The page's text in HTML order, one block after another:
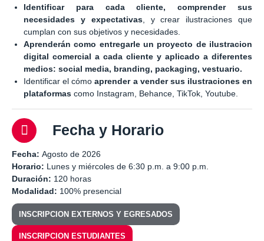
Identificar para cada cliente,comprender sus
necesidades y expectativas, y crear ilustraciones que
cumplan con sus objetivos y necesidades.
Aprenderán como entregarle un proyecto de ilustracion
digital comercial a cada cliente y aplicado a diferentes
medios: social media, branding, packaging, vestuario.
Identificar el cómoaprender a vender sus ilustraciones en
plataformas como Instagram, Behance, TikTok, Youtube.
Fecha y Horario
Fecha: Agosto de 2026
Horario: Lunes y miércoles de 6:30 p.m. a 9:00 p.m.
Duración: 120 horas
Modalidad: 100% presencial
INSCRIPCION EXTERNOS Y EGRESADOS
INSCRIPCION ESTUDIANTES